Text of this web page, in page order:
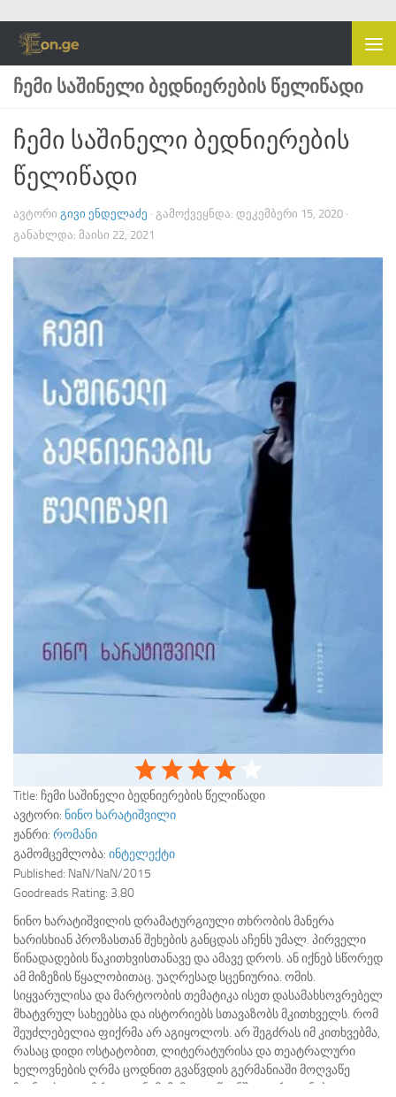
Skip to content
ᲩᲔᲛᲘ ᲡᲐᲨᲘᲜᲔᲚᲘ ᲑᲔᲓᲜᲘᲔᲠᲔᲑᲘᲡ ᲬᲔᲚᲘᲬᲐᲓᲘ
ჩემი საშინელი ბედნიერების
წელიწადი
ᲐᲕᲢᲝᲠᲘ ᲒᲘᲕᲘ ᲔᲜᲓᲔᲚᲐᲫᲔ · ᲒᲐᲛᲝᲥᲕᲔᲧᲜᲓᲐ: ᲓᲔᲙᲔᲛᲑᲔᲠᲘ 15, 2020 ·
ᲒᲐᲜᲐᲮᲚᲓᲐ: ᲛᲐᲘᲡᲘ 22, 2021
Title: ჩემი საშინელი ბედნიერების წელიწადი
ავტორი: ნინო ხარატიშვილი
ჟანრი: რომანი
გამომცემლობა: ინტელექტი
Published: NaN/NaN/2015
Goodreads Rating: 3.80
ნინო ხარატიშვილის დრამატურგიული თხრობის მანერა
ხარისხიან პროზასთან შეხების განცდას აჩენს უმალ. პირველი
წინადადების წაკითხვისთანავე და ამავე დროს. ან იქნებ სწორედ
ამ მიზეზის წყალობითაც. უაღრესად სცენიურია. ომის.
სიყვარულისა და მარტოობის თემატიკა ისეთ დასამახსოვრებელ
მხატვრულ სახეებსა და ისტორიებს სთავაზობს მკითხველს. რომ
შეუძლებელია ფიქრმა არ აგიყოლოს. არ შეგძრას იმ კითხვებმა,
რასაც დიდი ოსტატობით, ლიტერატურისა და თეატრალური
ხელოვნების ღრმა ცოდნით გვაწვდის გერმანიაში მოღვაწე
ჩვენი ახალგაზრდა თანამემამულე. წიგნში გაერთიანებული